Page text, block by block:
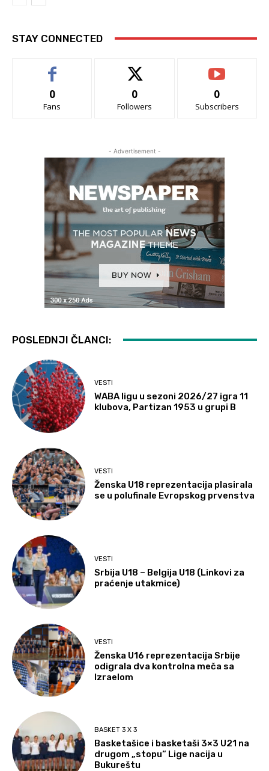
STAY CONNECTED
0
Fans
0
Followers
0
Subscribers
- Advertisement -
POSLEDNJI ČLANCI:
VESTI
WABA ligu u sezoni 2026/27 igra 11
klubova, Partizan 1953 u grupi B
VESTI
Ženska U18 reprezentacija plasirala
se u polufinale Evropskog prvenstva
VESTI
Srbija U18 – Belgija U18 (Linkovi za
praćenje utakmice)
VESTI
Ženska U16 reprezentacija Srbije
odigrala dva kontrolna meča sa
Izraelom
BASKET 3 X 3
Basketašice i basketaši 3×3 U21 na
drugom „stopu“ Lige nacija u
Bukureštu